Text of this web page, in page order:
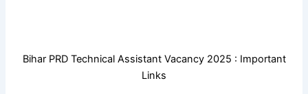
Bihar PRD Technical Assistant Vacancy 2025 : Important
Links